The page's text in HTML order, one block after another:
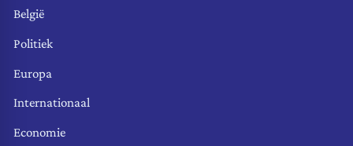
België
Politiek
Europa
Internationaal
Economie